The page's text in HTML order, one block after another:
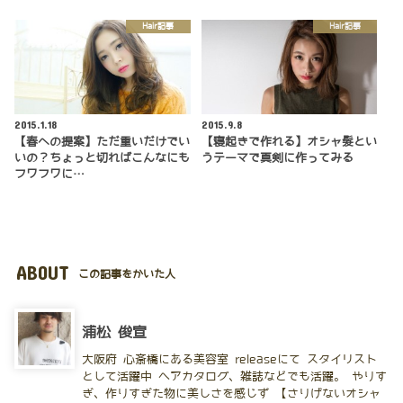
Hair記事
2015.1.18
【春への提案】ただ重いだけでい
いの？ちょっと切ればこんなにも
フワフワに…
Hair記事
2015.9.8
【寝起きで作れる】オシャ髮とい
うテーマで真剣に作ってみる
ABOUT この記事をかいた人
浦松 俊宣
大阪府 心斎橋にある美容室 releaseにて スタイリスト
として活躍中 ヘアカタログ、雑誌などでも活躍。 やりす
ぎ、作りすぎた物に美しさを感じず 【さりげないオシャ